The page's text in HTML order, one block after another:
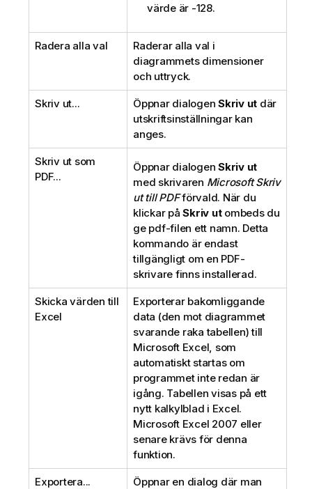
värde är -128.
Radera alla val
Raderar alla val i
diagrammets dimensioner
och uttryck.
Skriv ut... Öppnar dialogen Skriv ut där
utskriftsinställningar kan
anges.
Skriv ut som
PDF...
Öppnar dialogen Skriv ut
med skrivaren Microsoft Skriv
ut till PDFförvald. När du
klickar påSkriv utombeds du
ge pdf-filen ett namn. Detta
kommando är endast
tillgängligt om en PDF-
skrivare finns installerad.
Skicka värden till
Excel
Exporterar bakomliggande
data (den mot diagrammet
svarande raka tabellen) till
Microsoft Excel, som
automatiskt startas om
programmet inte redan är
igång. Tabellen visas på ett
nytt kalkylblad i Excel.
Microsoft Excel 2007 eller
senare krävs för denna
funktion.
Exportera...
Öppnar en dialog där man